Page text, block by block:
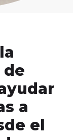
a
el